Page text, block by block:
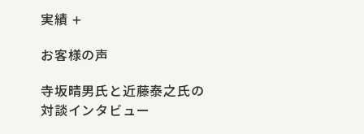
実績
お客様の声
寺坂晴男氏と近藤泰之氏の
対談インタビュー